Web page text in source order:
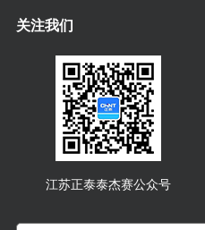
关注我们
江苏正泰泰杰赛公众号